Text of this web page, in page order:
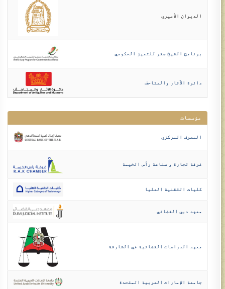
الديوا​ن الأميري
برنامج الشيخ صقر للتميز الحكومي
دائرة الآثار والمتاحف
مؤسسات
المصرف المركزي
غرفة تجارة و صناعة رأس الخيمة
كليات التقنية العليا
معهد دبي القضائي
معهد الدراسات القضائية في الشارقة
جامعة الإمارات العربية المتحدة